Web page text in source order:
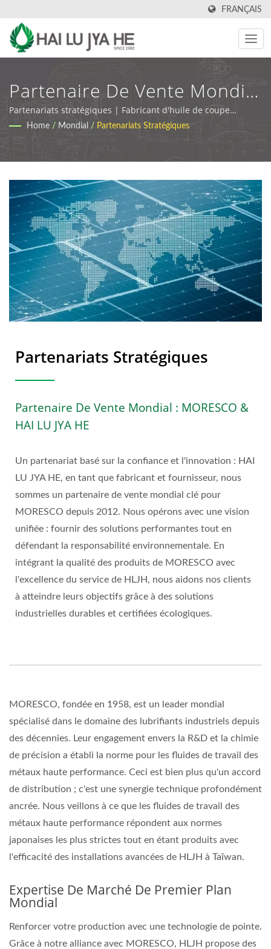
FRANÇAIS
Partenaire De Vente Mondial
: MORESCO & HAI LU JYA HE
| Lubrifiants Industriels
Écologiques Et Huiles De
Coupe | HLJH
Partenariats stratégiques | Fabricant d'huile de coupe
industrielle et de lubrifiant | HLJH
Home / Mondial / Partenariats Stratégiques
Partenariats Stratégiques
Partenaire De Vente Mondial : MORESCO &
HAI LU JYA HE
Un partenariat basé sur la confiance et l'innovation : HAI
LU JYA HE, en tant que fabricant et fournisseur, nous
sommes un partenaire de vente mondial clé pour
MORESCO depuis 2012. Nous opérons avec une vision
unifiée : fournir des solutions performantes tout en
défendant la responsabilité environnementale. En
intégrant la qualité des produits de MORESCO avec
l'excellence du service de HLJH, nous aidons nos clients
à atteindre leurs objectifs grâce à des solutions
industrielles durables et certifiées écologiques.
MORESCO, fondée en 1958, est un leader mondial
spécialisé dans le domaine des lubrifiants industriels depuis
des décennies. Leur engagement envers la R&D et la chimie
de précision a établi la norme pour les fluides de travail des
métaux haute performance. Ceci est bien plus qu'un accord
de distribution ; c'est une synergie technique profondément
ancrée. Nous veillons à ce que les fluides de travail des
métaux haute performance répondent aux normes
japonaises les plus strictes tout en étant produits avec
l'efficacité des installations avancées de HLJH à Taïwan.
Expertise De Marché De Premier Plan
Mondial
Renforcer votre production avec une technologie de pointe.
Grâce à notre alliance avec MORESCO, HLJH propose des